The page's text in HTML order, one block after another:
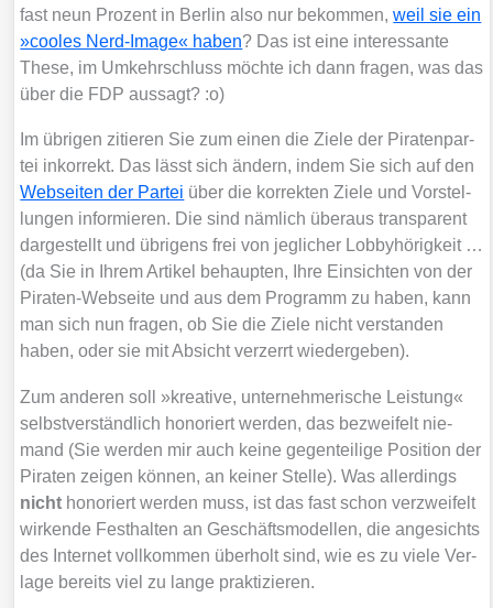
fast neun Pro­zent in Ber­lin also nur bekom­men,weil sie ein
»coo­les Nerd-Image« haben? Das ist eine inter­es­san­te
The­se, im Umkehr­schluss möch­te ich dann fra­gen, was das
über die FDP aus­sagt? :o)
Im übri­gen zitie­ren Sie zum einen die Zie­le der Pira­ten­par­
tei inkor­rekt. Das lässt sich ändern, indem Sie sich auf den
Web­sei­ten der Par­tei über die kor­rek­ten Zie­le und Vor­stel­
lun­gen infor­mie­ren. Die sind näm­lich über­aus trans­pa­rent
dar­ge­stellt und übri­gens frei von jeg­li­cher Lob­by­hö­rig­keit …
(da Sie in Ihrem Arti­kel behaup­ten, Ihre Ein­sich­ten von der
Pira­ten-Web­sei­te und aus dem Pro­gramm zu haben, kann
man sich nun fra­gen, ob Sie die Zie­le nicht ver­stan­den
haben, oder sie mit Absicht ver­zerrt wie­der­ge­ben).
Zum ande­ren soll »krea­ti­ve, unter­neh­me­ri­sche Leis­tung«
selbst­ver­ständ­lich hono­riert wer­den, das bezwei­felt nie­
mand (Sie wer­den mir auch kei­ne gegen­tei­li­ge Posi­ti­on der
Pira­ten zei­gen kön­nen, an kei­ner Stel­le). Was aller­dings
nicht hono­riert wer­den muss, ist das fast schon ver­zwei­felt
wir­ken­de Fest­hal­ten an Geschäfts­mo­del­len, die ange­sichts
des Inter­net voll­kom­men über­holt sind, wie es zu vie­le Ver­
la­ge bereits viel zu lan­ge prak­ti­zie­ren.